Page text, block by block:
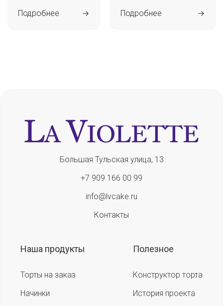
Подробнее Подробнее
Большая Тульская улица, 13
+7 909 166 00 99
info@lvcake.ru
Контакты
Наша продукты
Торты на заказ
Начинки
Полезное
Конструктор торта
История проекта